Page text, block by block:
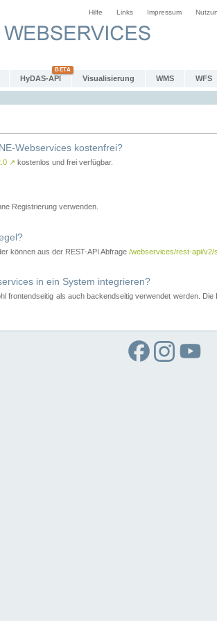
Hilfe Links Impressum
HyDAS-API Visualisierung WMS WFS
Webservices kostenfrei?
↗ kostenlos und frei verfügbar.
Registrierung verwenden.
können aus der REST-API Abfrage /webservices/rest-api/v2/
in ein System integrieren?
frontendseitig als auch backendseitig verwendet werden.